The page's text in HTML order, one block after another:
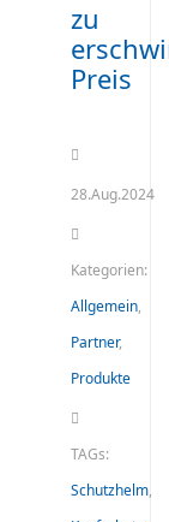
zu
Preis
28.Aug.2024
Kategorien:
Allgemein,
Partner,
Produkte
TAGs:
Schutzhelm,